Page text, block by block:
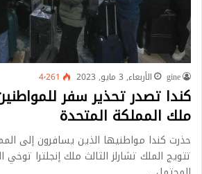
gine الأربعاء, 3 مايو, 2023 4٬261
كندا تصدر تحذير سفر
ملك المملكة المتحدة
حذرت كندا مواطنيها الذين يسافرون إلى
تتويج الملك تشارلز الثالث ملك إنجلترا توخي